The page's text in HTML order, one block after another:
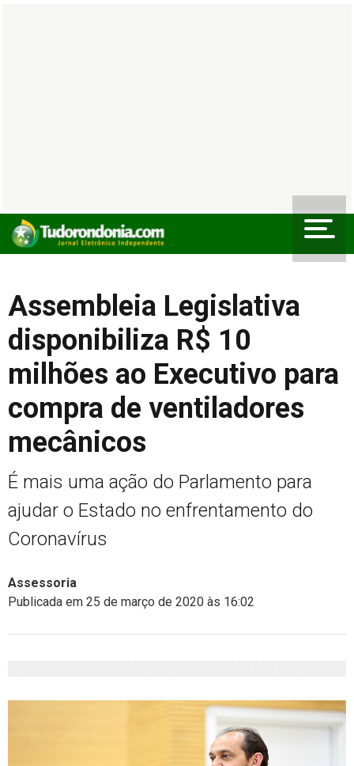
Assembleia Legislativa
disponibiliza R$ 10
milhões ao Executivo para
compra de ventiladores
mecânicos
É mais uma ação do Parlamento para
ajudar o Estado no enfrentamento do
Coronavírus
Assessoria
Publicada em 25 de março de 2020 às 16:02